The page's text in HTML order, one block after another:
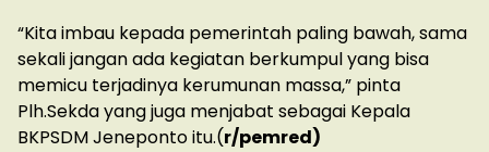
“Kita imbau kepada pemerintah paling bawah, sama
sekali jangan ada kegiatan berkumpul yang bisa
memicu terjadinya kerumunan massa,” pinta
Plh.Sekda yang juga menjabat sebagai Kepala
BKPSDM Jeneponto itu.(r/pemred)